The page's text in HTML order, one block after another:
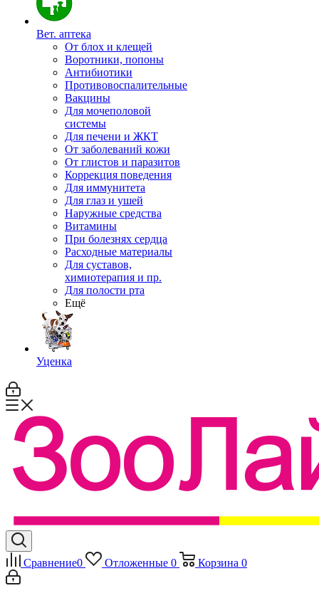
Вет. аптека
От блох и клещей
Воротники, попоны
Антибиотики
Противовоспалительные
Вакцины
Для мочеполовой
системы
Для печени и ЖКТ
От заболеваний кожи
От глистов и паразитов
Коррекция поведения
Для иммунитета
Для глаз и ушей
Наружные средства
Витамины
При болезнях сердца
Расходные материалы
Для суставов,
химиотерапия и пр.
Для полости рта
Ещё
Уценка
Сравнение0 Отложенные 0 Корзина 0